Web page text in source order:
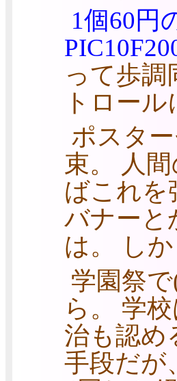
1個60円
って歩
トロー
ポスタ
束。 人
ばこれを
バナーと
は。 し
学園祭
ら。 学
治も認め
手段だが